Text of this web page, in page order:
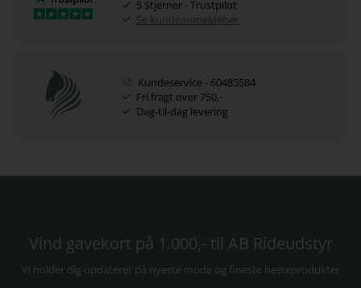
5 Stjerner - Trustpilot
Se kundeanmeldelser
Kundeservice - 60485584
Fri fragt over 750,-
Dag-til-dag levering
Vind gavekort på 1.000,- til AB Rideudstyr
Vi holder dig opdateret på nyeste mode og fineste hesteprodukter